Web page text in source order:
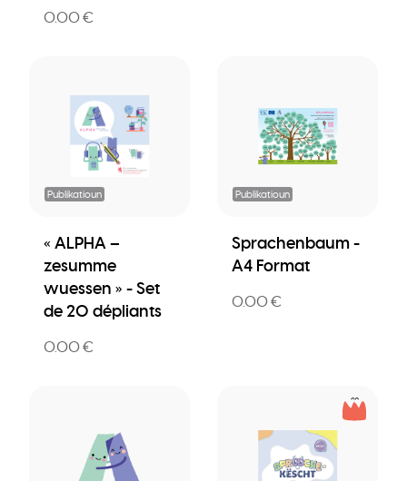
0.00 €
Publikatioun
« ALPHA –
zesumme
wuessen » - Set
de 20 dépliants
0.00 €
Publikatioun
Sprachenbaum -
A4 Format
0.00 €